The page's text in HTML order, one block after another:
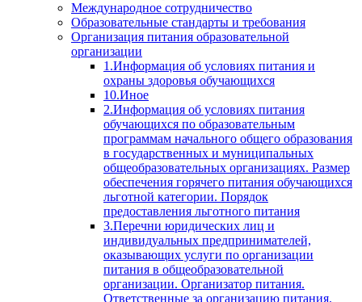
Международное сотрудничество
Образовательные стандарты и требования
Организация питания образовательной
организации
1.Информация об условиях питания и
охраны здоровья обучающихся
10.Иное
2.Информация об условиях питания
обучающихся по образовательным
программам начального общего образования
в государственных и муниципальных
общеобразовательных организациях. Размер
обеспечения горячего питания обучающихся
льготной категории. Порядок
предоставления льготного питания
3.Перечни юридических лиц и
индивидуальных предпринимателей,
оказывающих услуги по организации
питания в общеобразовательной
организации. Организатор питания.
Ответственные за организацию питания.